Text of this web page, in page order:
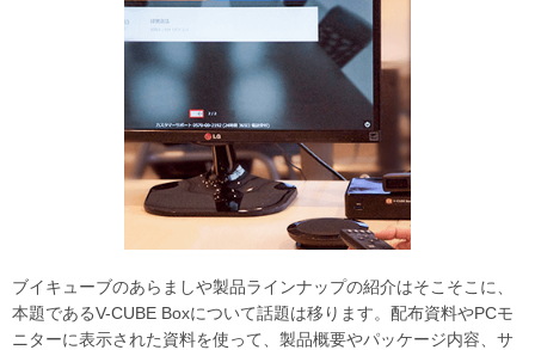
ブイキューブのあらましや製品ラインナップの紹介はそこそこに、
本題であるV-CUBE Boxについて話題は移ります。配布資料やPCモ
ニターに表示された資料を使って、製品概要やパッケージ内容、サ